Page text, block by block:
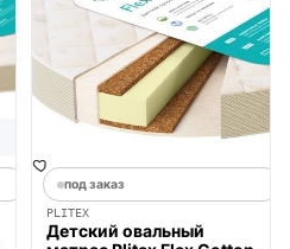
под заказ
PLITEX
Детский овальный